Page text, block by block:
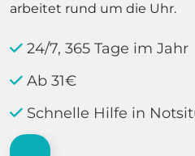
arbeitet rund um die Uhr.
24/7, 365 Tage im Jahr
Ab 31€
Schnelle Hilfe in